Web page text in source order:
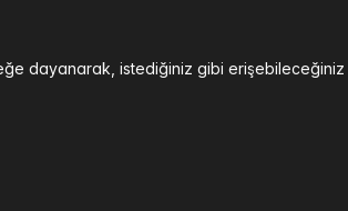
dayanarak, istediğiniz gibi